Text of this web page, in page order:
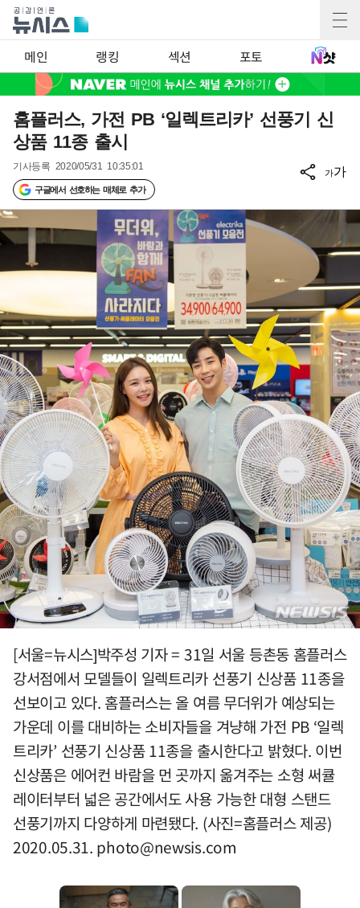
메인 랭킹 섹션 포토
홈플러스, 가전 PB ‘일렉트리카’ 선풍기 신
상품 11종 출시
기사등록 2020/05/31 10:35:01
구글에서 선호하는 매체로 추가
가가
[서울=뉴시스]박주성 기자 = 31일 서울 등촌동 홈플러스
강서점에서 모델들이 일렉트리카 선풍기 신상품 11종을
선보이고 있다. 홈플러스는 올 여름 무더위가 예상되는
가운데 이를 대비하는 소비자들을 겨냥해 가전 PB ‘일렉
트리카’ 선풍기 신상품 11종을 출시한다고 밝혔다. 이번
신상품은 에어컨 바람을 먼 곳까지 옮겨주는 소형 써큘
레이터부터 넓은 공간에서도 사용 가능한 대형 스탠드
선풍기까지 다양하게 마련됐다. (사진=홈플러스 제공)
2020.05.31. photo@newsis.com